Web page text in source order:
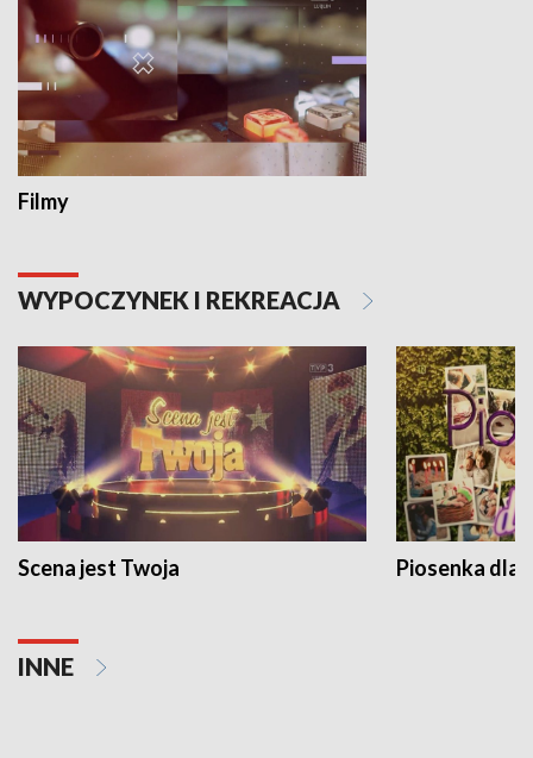
Filmy
WYPOCZYNEK I REKREACJA
Scena jest Twoja Piosenka dla
INNE